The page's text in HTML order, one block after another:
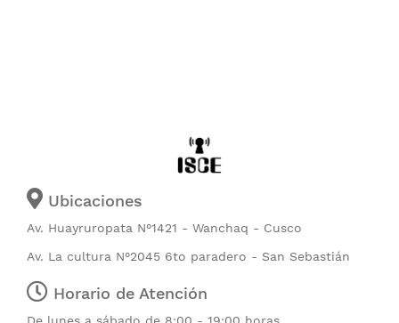
Ubicaciones
Av. Huayruropata N°1421 - Wanchaq - Cusco
Av. La cultura N°2045 6to paradero - San Sebastián
Horario de Atención